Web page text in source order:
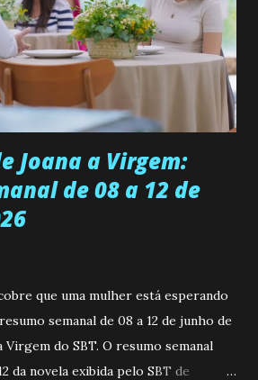
uma personalidade muito alegre, é
determinada, criativa e
e é uma ótima amiga. Pode ser
quando decide fazer algo.
ela é inseminada por eng...
Joana a Virgem:
de 08 a 12 de
que uma mulher está esperando
semanal de 08 a 12 de junho de
Virgem do SBT. O resumo semanal
da novela exibida pelo SBT de